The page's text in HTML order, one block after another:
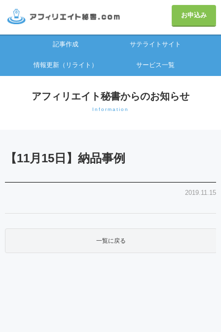
お申込み
記事作成 サテライトサイト
情報更新（リライト） サービス一覧
アフィリエイト秘書からのお知らせ
Information
【11月15日】納品事例
2019.11.15
一覧に戻る